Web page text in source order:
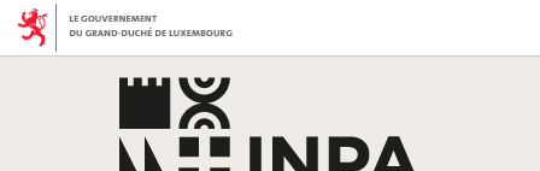
Aller
Aller